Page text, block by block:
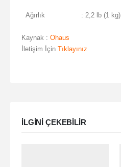
Ağırlık : 2,2 lb (1 kg)
Kaynak : Ohaus
İletişim İçin Tıklayınız
ILGINI ÇEKEBILIR